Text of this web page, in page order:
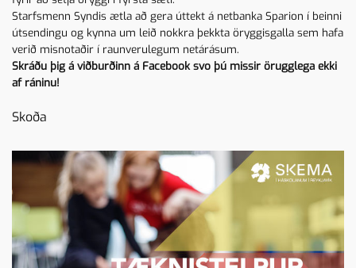
Starfsmenn Syndis ætla að gera úttekt á netbanka Sparion í beinni
útsendingu og kynna um leið nokkra þekkta öryggisgalla sem hafa
verið misnotaðir í raunverulegum netárásum.
Skráðu þig á viðburðinn á Facebooksvo þú missir örugglega ekki
af ráninu!
Skoða